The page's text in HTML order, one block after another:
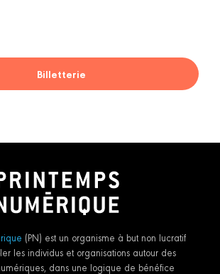
Billetterie
(PN) est un organisme à but non lucratif
les individus et organisations autour des
dans une logique de bénéfice